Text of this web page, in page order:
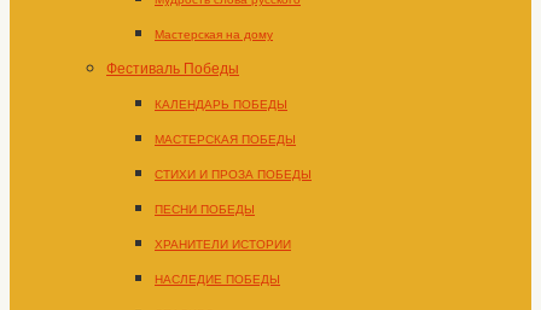
Мастерская на дому
Фестиваль Победы
КАЛЕНДАРЬ ПОБЕДЫ
МАСТЕРСКАЯ ПОБЕДЫ
СТИХИ И ПРОЗА ПОБЕДЫ
ПЕСНИ ПОБЕДЫ
ХРАНИТЕЛИ ИСТОРИИ
НАСЛЕДИЕ ПОБЕДЫ